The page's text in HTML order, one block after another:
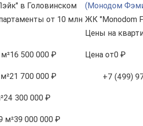
в Головинском
от 10 млн
16 500 000 ₽
21 700 000 ₽
24 300 000 ₽
м²39 000 000 ₽
(Монодом
ЖК "Monodom
Цены на
Цена от0 ₽
+7 (499)